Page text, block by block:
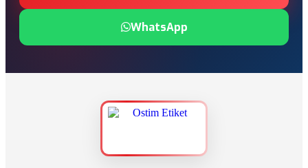
WhatsApp